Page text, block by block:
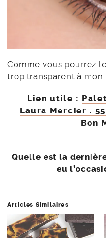
Comme vous pourrez
trop transparent à mon
Lien utile :
Laura Mercier :
Bon
Quelle est la
eu
Articles Similaires